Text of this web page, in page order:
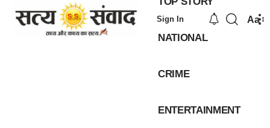
NATIONAL
CRIME
ENTERTAINMENT
Sign In Aa